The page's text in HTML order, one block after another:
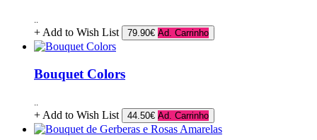
..
+ Add to Wish List 79.90€ Ad. Carrinho
Bouquet Colors
+ Add to Wish List 44.50€ Ad. Carrinho